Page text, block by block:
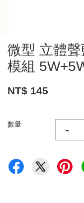
微型 立體
模組
NT$ 145
數量 -